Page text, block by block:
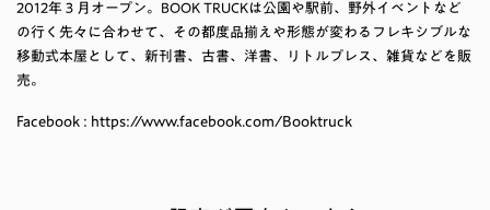
2012年３月オープン。BOOK TRUCKは公園や駅前、野外イベントなど
の行く先々に合わせて、その都度品揃えや形態が変わるフレキシブルな
移動式本屋として、新刊書、古書、洋書、リトルプレス、雑貨などを販
売。
Facebook : https://www.facebook.com/Booktruck